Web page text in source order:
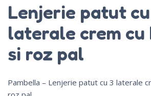
Lenjerie patut
laterale crem
si roz pal
Pambella – Lenjerie patut cu 3 laterale